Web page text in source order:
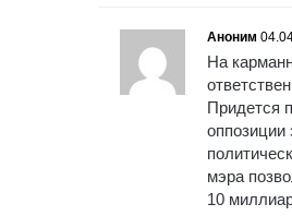
Аноним
На
Придется
оппозиции
мэра
10